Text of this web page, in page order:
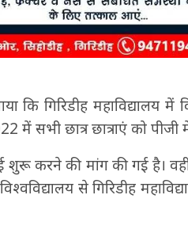
कि गिरिडीह महाविद्यालय
सभी छात्र छात्राएं को पीजी
शुरू करने की मांग की गई है। वहीं
से गिरिडीह